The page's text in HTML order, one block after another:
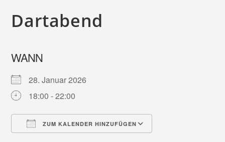
Dartabend
WANN
28. Januar 2026
18:00 - 22:00
ZUM KALENDER HINZUFÜGEN